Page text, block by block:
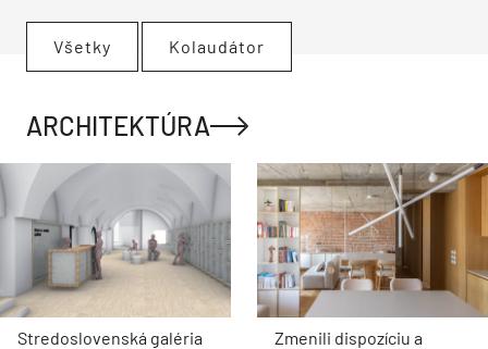
Všetky Kolaudátor
ARCHITEKTÚRA
Stredoslovenská galéria
Zmenili dispozíciu a